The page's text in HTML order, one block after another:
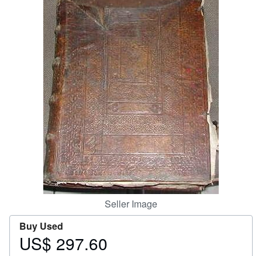
Textbooks
Start Selling
CLOSE
Seller Image
Buy Used
Price
US$ 297.60